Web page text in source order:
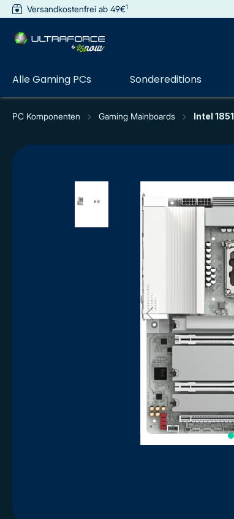
springen Zur Hauptnavigation springen
Versandkostenfrei ab 49€1
Alle Gaming PCs Sondereditions
PC Komponenten Gaming Mainboards Intel 1851